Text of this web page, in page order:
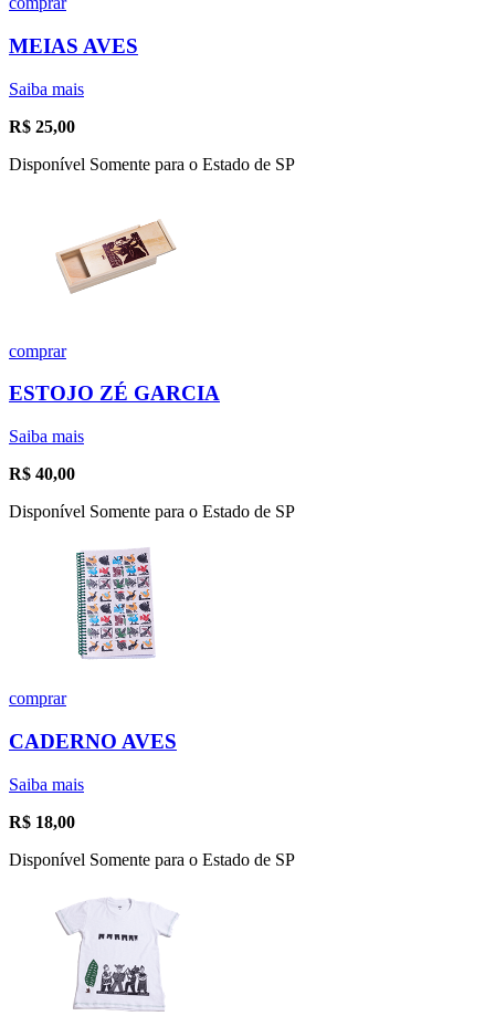
MEIAS AVES
Saiba mais
R$ 25,00
Disponível Somente para o Estado de SP
comprar
ESTOJO ZÉ GARCIA
Saiba mais
R$ 40,00
Disponível Somente para o Estado de SP
comprar
CADERNO AVES
Saiba mais
R$ 18,00
Disponível Somente para o Estado de SP